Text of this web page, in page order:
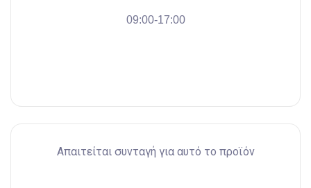
09:00-17:00
Απαιτείται συνταγή για αυτό το προϊόν